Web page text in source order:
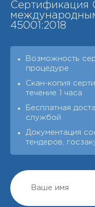
Сертификация
45001:2018
Возможность
процедуре
Скан-копия
течение 1 часа
Бесплатная
службой
Документация
тендеров,